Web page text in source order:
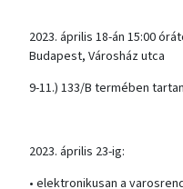
2023. április 18-án 15:00
Budapest, Városház utca
9-11.) 133/B termében
2023. április 23-ig:
• elektronikusan a